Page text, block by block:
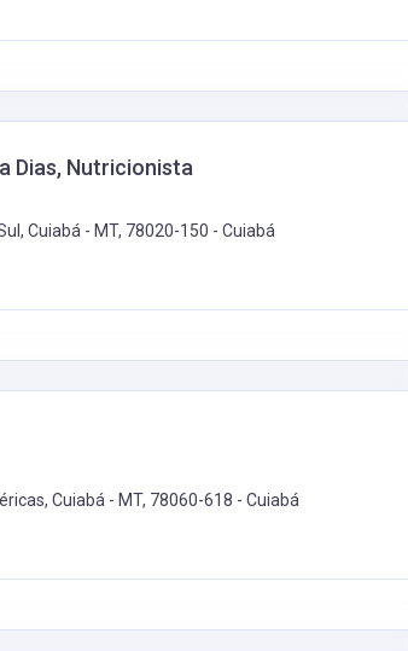
Dias, Nutricionista
Cuiabá - MT, 78020-150 -Cuiabá
Cuiabá - MT, 78060-618 -Cuiabá